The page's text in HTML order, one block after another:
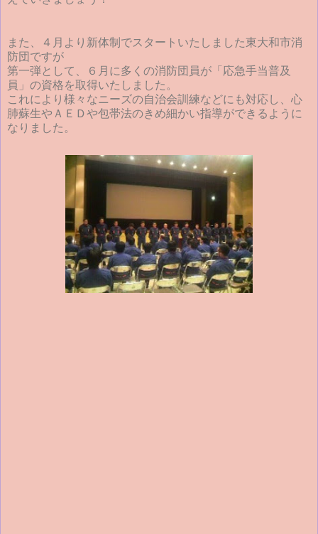
また、
４月より新体制でスタートいたしました東大和市消
防団ですが
第一弾として、６月に多くの消防団員が「応急手当普及
員」 の資格を取得いたしました。
これにより様々なニーズの自治会訓練などにも対応し、 心
肺蘇生やＡＥＤや包帯法のきめ細かい指導ができるように
なりま した。